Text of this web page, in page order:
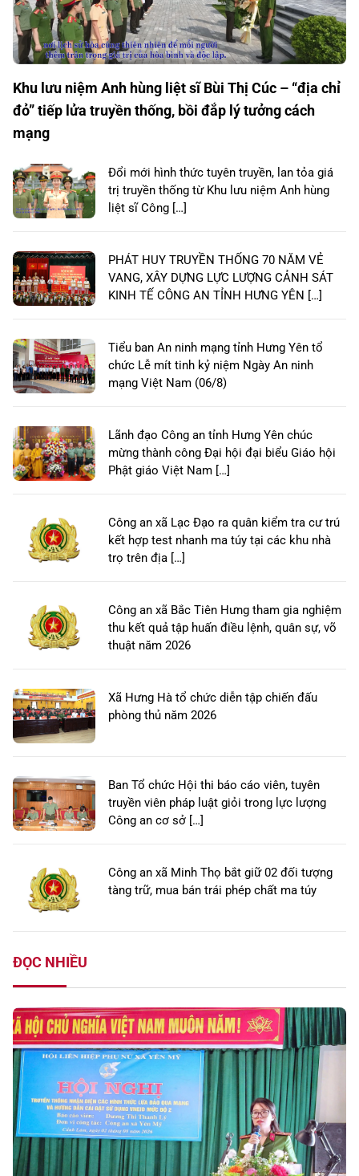
Khu lưu niệm Anh hùng liệt sĩ Bùi Thị Cúc – “địa chỉ
đỏ” tiếp lửa truyền thống, bồi đắp lý tưởng cách
mạng
Đổi mới hình thức tuyên truyền, lan tỏa giá
trị truyền thống từ Khu lưu niệm Anh hùng
liệt sĩ Công […]
PHÁT HUY TRUYỀN THỐNG 70 NĂM VẺ
VANG, XÂY DỰNG LỰC LƯỢNG CẢNH SÁT
KINH TẾ CÔNG AN TỈNH HƯNG YÊN […]
Tiểu ban An ninh mạng tỉnh Hưng Yên tổ
chức Lễ mít tinh kỷ niệm Ngày An ninh
mạng Việt Nam (06/8)
Lãnh đạo Công an tỉnh Hưng Yên chúc
mừng thành công Đại hội đại biểu Giáo hội
Phật giáo Việt Nam […]
Công an xã Lạc Đạo ra quân kiểm tra cư trú
kết hợp test nhanh ma túy tại các khu nhà
trọ trên địa […]
Công an xã Bắc Tiên Hưng tham gia nghiệm
thu kết quả tập huấn điều lệnh, quân sự, võ
thuật năm 2026
Xã Hưng Hà tổ chức diễn tập chiến đấu
phòng thủ năm 2026
Ban Tổ chức Hội thi báo cáo viên, tuyên
truyền viên pháp luật giỏi trong lực lượng
Công an cơ sở […]
Công an xã Minh Thọ bắt giữ 02 đối tượng
tàng trữ, mua bán trái phép chất ma túy
ĐỌC NHIỀU